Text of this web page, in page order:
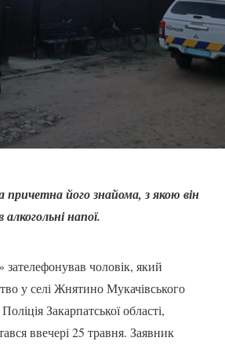
причетна його знайома, з якою він
напої.
чоловік, який
у селі Жнятино Мукачівського
Закарпатської області,
ввечері 25 травня. Заявник